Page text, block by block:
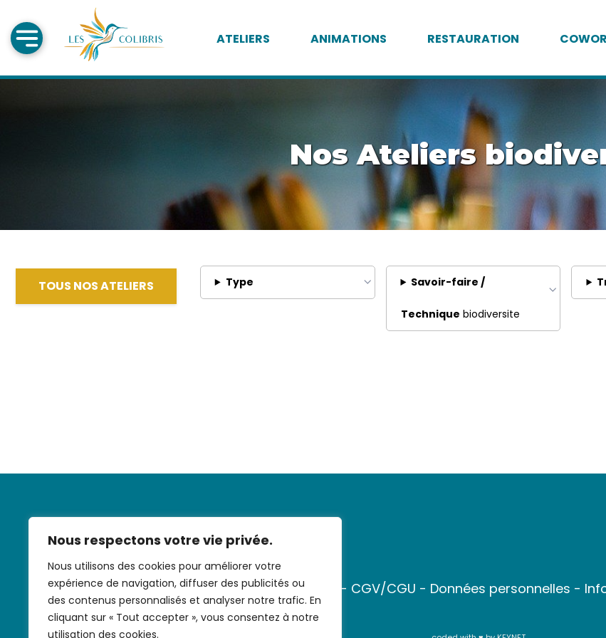
Nous respectons votre vie privée.
Nous utilisons des cookies pour améliorer votre
expérience de navigation, diffuser des publicités ou
des contenus personnalisés et analyser notre trafic. En
cliquant sur « Tout accepter », vous consentez à notre
utilisation des cookies.
ATELIERS ANIMATIONS RESTAURATION
Nos Ateliers
TOUS NOS ATELIERS Type Savoir-faire /
Technique biodiversite
Nous contacter - CGV/CGU - Données personnelles -